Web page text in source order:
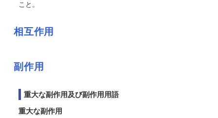
こと。
相互作用
副作用
重大な副作用及び副作用用語
重大な副作用